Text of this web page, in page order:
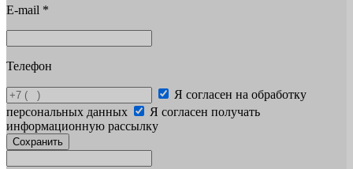
E-mail *
Телефон
Я согласен на обработку
персональных данных
Я согласен получать
информационную рассылку
Сохранить